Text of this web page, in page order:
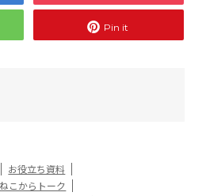
Pin it
お役立ち資料
ねこからトーク